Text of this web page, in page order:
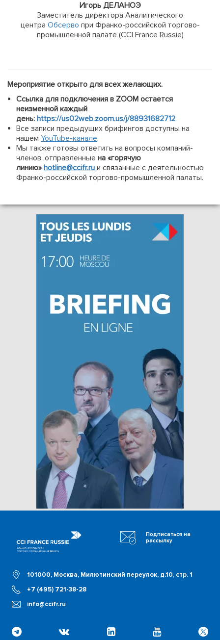
Игорь ДЕЛАНОЭ
Заместитель директора Аналитического
центра Обсерво при Франко-российской торгово-
промышленной палате (CCI France Russie)
Мероприятие открыто для всех желающих.
Ссылка для подключения в ZOOM остается
неизменной каждый
день: https://us02web.zoom.us/j/88931682712
Все записи предыдущих брифингов доступны на
нашем YouTube-канале.
Мы также готовы ответить на вопросы компаний-
членов, отправленные на «горячую
линию» hotline@ccifr.ru и связанные с деятельностью
Франко-российской торгово-промышленной палаты.
101000, Москва, Милютинский переулок, д.10, стр. 1
+7 (495) 721-38-28
info@ccifr.ru
Подписаться на
рассылку